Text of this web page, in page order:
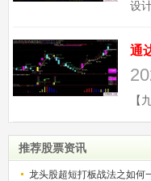
推荐股票资讯
龙头股超短打板战法之如何